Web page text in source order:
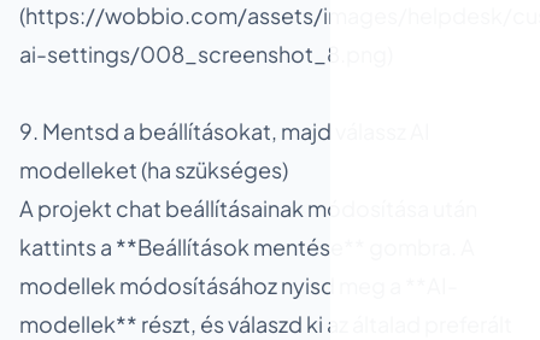
(https://wobbio.com/assets/images/helpdesk/
ai-settings/008_screenshot_8.png)
9. Mentsd a beállításokat, majd válassz AI
modelleket (ha szükséges)
A projekt chat beállításainak módosítása után
kattints a **Beállítások mentése** gombra. A
modellek módosításához nyisd meg a **AI-
modellek** részt, és válaszd ki az általad preferált